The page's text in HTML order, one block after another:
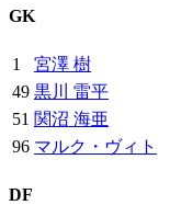
GK
1
宮澤 樹
49 黒川 雷平
51 関沼 海亜
96 マルク・ヴィト
DF